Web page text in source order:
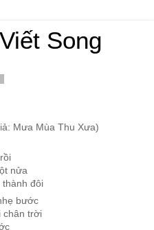
Song
Mưa Mùa Thu Xưa)
nửa
thành đôi
bước
chân trời